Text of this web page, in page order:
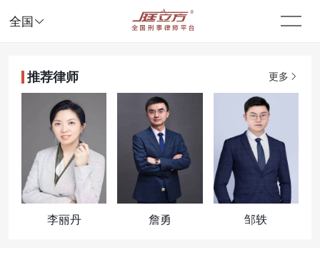
全国 
推荐律师 更多
李丽丹 詹勇 邹轶